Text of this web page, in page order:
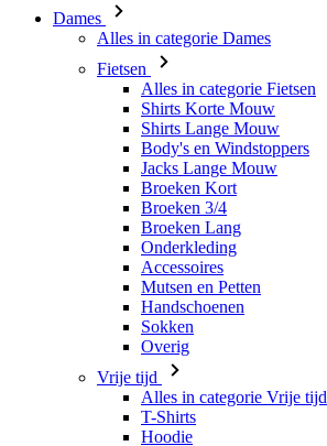
Dames
Alles in categorie Dames
Fietsen
Alles in categorie Fietsen
Shirts Korte Mouw
Shirts Lange Mouw
Body's en Windstoppers
Jacks Lange Mouw
Broeken Kort
Broeken 3/4
Broeken Lang
Onderkleding
Accessoires
Mutsen en Petten
Handschoenen
Sokken
Overig
Vrije tijd
Alles in categorie Vrije tijd
T-Shirts
Hoodie